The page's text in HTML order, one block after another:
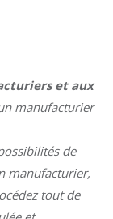
et aux
manufacturier
de
manufacturier,
tout de